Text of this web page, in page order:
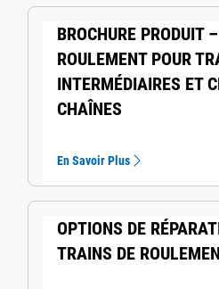
BROCHURE PRODUIT
ROULEMENT POUR
INTERMÉDIAIRES ET
CHAÎNES
En Savoir Plus
OPTIONS DE
TRAINS DE